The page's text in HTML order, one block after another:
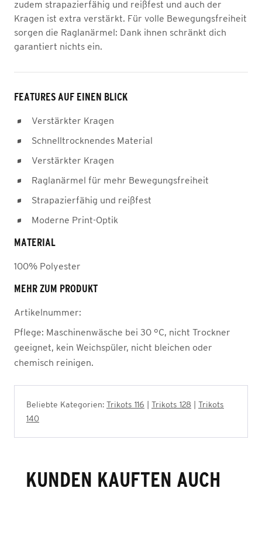
zudem strapazierfähig und reißfest und auch der
Kragen ist extra verstärkt. Für volle Bewegungsfreiheit
sorgen die Raglanärmel: Dank ihnen schränkt dich
garantiert nichts ein.
FEATURES AUF EINEN BLICK
Verstärkter Kragen
Schnelltrocknendes Material
Verstärkter Kragen
Raglanärmel für mehr Bewegungsfreiheit
Strapazierfähig und reißfest
Moderne Print-Optik
MATERIAL
100% Polyester
MEHR ZUM PRODUKT
Artikelnummer:
Pflege: Maschinenwäsche bei 30 °C, nicht Trockner
geeignet, kein Weichspüler, nicht bleichen oder
chemisch reinigen.
Beliebte Kategorien: Trikots 116 Trikots 128
Trikots
140
KUNDEN KAUFTEN AUCH